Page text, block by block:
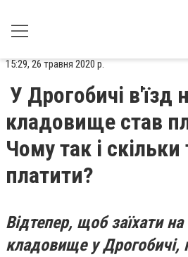
15:29, 26 травня 2020 р.
У Дрогобичі в'їзд
кладовище став
Чому так і скільки
платити?
Відтепер, щоб заїхати на
кладовище у Дрогобичі,